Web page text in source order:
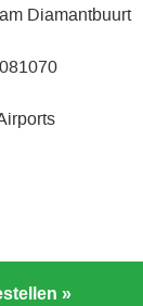
Diamantbuurt
»